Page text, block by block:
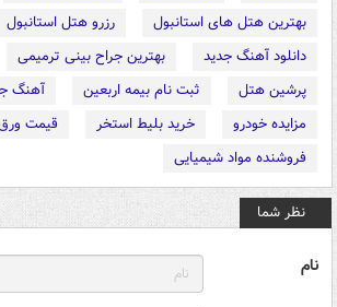
بهترین هتل های استانبول
رزرو هتل استانبول
دانلود آهنگ جدید
بهترین جراح بینی ترمیمی
پرشین هتل
ثبت نام بیمه اربعین
آهنگ
مزایده خودرو
خرید بلیط استخر
قیمت
فروشنده مواد شیمیایی
نظر شما
نام